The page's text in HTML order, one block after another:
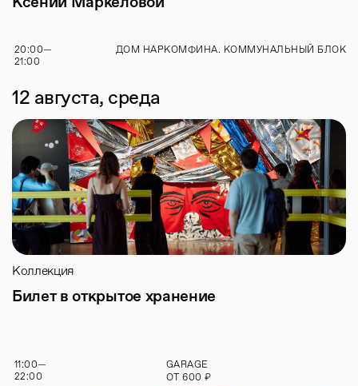
20:00—
21:00
ДОМ НАРКОМФИНА. КОММУНАЛЬНЫЙ БЛОК
12 августа, среда
Коллекция
Билет в открытое хранение
11:00—
22:00
GARAGE
ОТ600₽